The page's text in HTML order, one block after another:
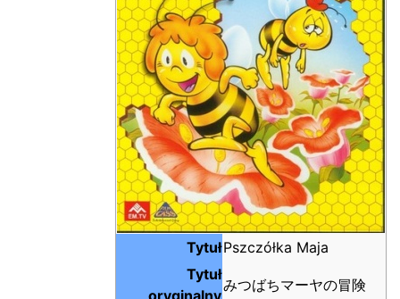
TytułPszczółka Maja
Tytuł
oryginalny
みつばちマーヤの冒険